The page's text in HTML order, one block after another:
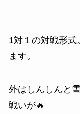
1対１の対戦形式。
ます。
外はしんしんと
戦いが🔥